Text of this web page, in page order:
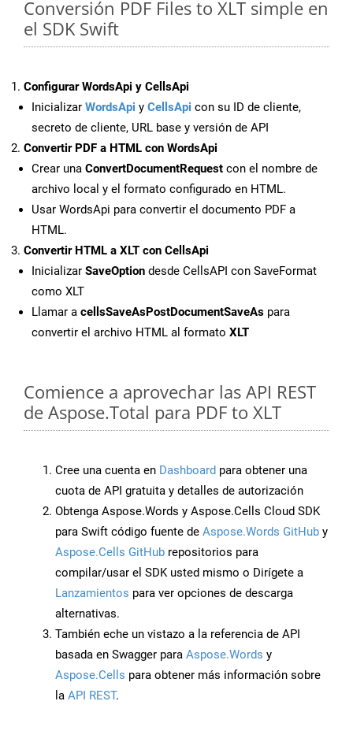
Conversión PDF Files to XLT simple en
el SDK Swift
Configurar WordsApi y CellsApi
Inicializar WordsApi y CellsApi con su ID de cliente,
secreto de cliente, URL base y versión de API
Convertir PDF a HTML con WordsApi
Crear una ConvertDocumentRequest con el nombre de
archivo local y el formato configurado en HTML.
Usar WordsApi para convertir el documento PDF a
HTML.
Convertir HTML a XLT con CellsApi
Inicializar SaveOption desde CellsAPI con SaveFormat
como XLT
Llamar a cellsSaveAsPostDocumentSaveAs para
convertir el archivo HTML al formato XLT
Comience a aprovechar las API REST
de Aspose.Total para PDF to XLT
Cree una cuenta en Dashboard para obtener una
cuota de API gratuita y detalles de autorización
Obtenga Aspose.Words y Aspose.Cells Cloud SDK
para Swift código fuente de Aspose.Words GitHub y
Aspose.Cells GitHub repositorios para
compilar/usar el SDK usted mismo o Dirígete a
Lanzamientos para ver opciones de descarga
alternativas.
También eche un vistazo a la referencia de API
basada en Swagger para Aspose.Words y
Aspose.Cells para obtener más información sobre
la API REST.